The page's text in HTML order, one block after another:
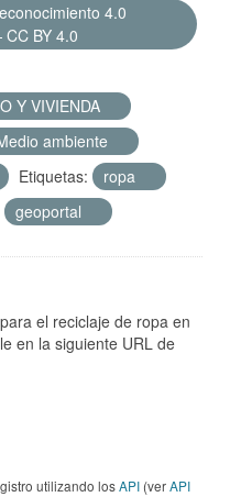
4.0
BY 4.0
Y VIVIENDA
ambiente
Etiquetas:
ropa
geoportal
el reciclaje de ropa en
en la siguiente URL de
utilizando losAPI (verAPI